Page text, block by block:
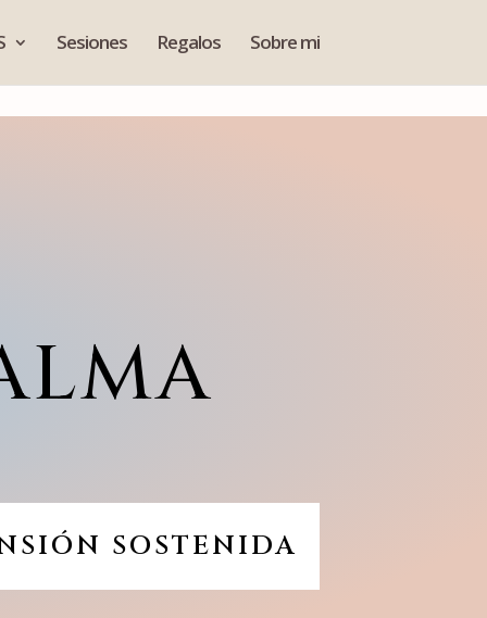
Sesiones Regalos Sobre mi
SOSTENIDA